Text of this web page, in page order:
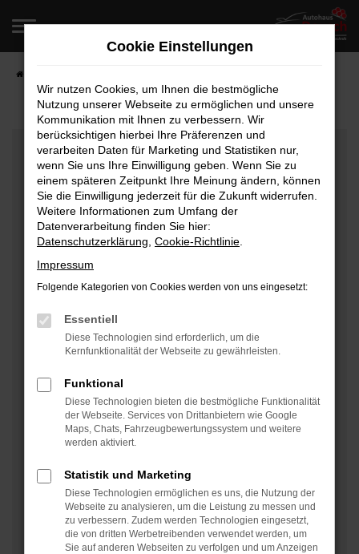
Zum
springen
Fehler: Network Error
Beim Laden ist ein Fehler aufgetreten.
Hier sind ein paar Tipps, die dir helfen können:
Überprüfe deine Firewall und deine
Internetverbindung.
Laden andere Webseiten, zum Beispiel deine
Manche Erweiterungen, wie Werbeblocker, können
das Laden bestimmter Seiten verhindern.
Funktioniert die Seite in einem anderen Browser
Starte dein Gerät neu.
Das kann manchmal helfen, vorübergehende
Probleme zu beheben.
Betriebssystem auf dem neuesten Stand sind.
Veraltete Software birgt nicht nur ein
Sicherheitsrisiko, sondern kann auch dazu führen,
dass bestimmte Funktionen nicht mehr unterstützt
werden.
Cookie Einstellungen
Wir nutzen Cookies, um Ihnen die bestmögliche
Nutzung unserer Webseite zu ermöglichen und unsere
Kommunikation mit Ihnen zu verbessern. Wir
berücksichtigen hierbei Ihre Präferenzen und
verarbeiten Daten für Marketing und Statistiken nur,
wenn Sie uns Ihre Einwilligung geben. Wenn Sie zu
einem späteren Zeitpunkt Ihre Meinung ändern, können
Sie die Einwilligung jederzeit für die Zukunft widerrufen.
Weitere Informationen zum Umfang der
Datenverarbeitung finden Sie hier:
Datenschutzerklärung Cookie-Richtlinie
Impressum
Folgende Kategorien von Cookies werden von uns eingesetzt:
Essentiell
Diese Technologien sind erforderlich, um die
Kernfunktionalität der Webseite zu gewährleisten.
Funktional
Diese Technologien bieten die bestmögliche Funktionalität
der Webseite. Services von Drittanbietern wie Google
Maps, Chats, Fahrzeugbewertungssystem und weitere
werden aktiviert.
Statistik und Marketing
Diese Technologien ermöglichen es uns, die Nutzung der
Webseite zu analysieren, um die Leistung zu messen und
zu verbessern. Zudem werden Technologien eingesetzt,
die von dritten Werbetreibenden verwendet werden, um
Sie auf anderen Webseiten zu verfolgen und um Anzeigen